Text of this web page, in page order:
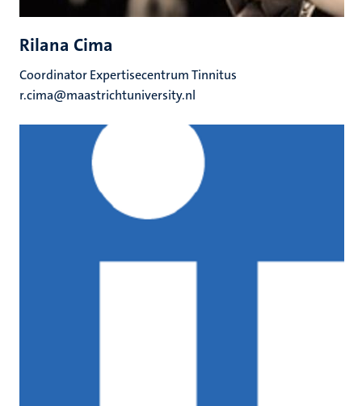
Rilana Cima
Coordinator Expertisecentrum Tinnitus
r.cima@maastrichtuniversity.nl